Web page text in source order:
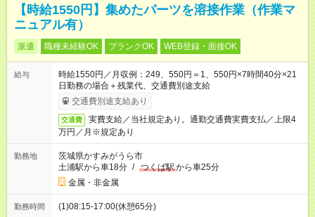
【時給1550円】集めたパーツを溶接作業（作業マ
ニュアル有）
派遣 職種未経験OK ブランクOK WEB登録・面接OK
給与
時給1550円／月収例：249、550円＝1、550円×7時間40分×21
日勤務の場合＋残業代、交通費別途支給
交通費別途支給あり
交通費
実費支給／当社規定あり。通勤交通費実費支払／上限4
万円／月※規定あり
勤務地
茨城県かすみがうら市
土浦駅から車18分 / つくば駅から車25分
金属・非金属
勤務時間 (1)08:15-17:00(休憩65分)